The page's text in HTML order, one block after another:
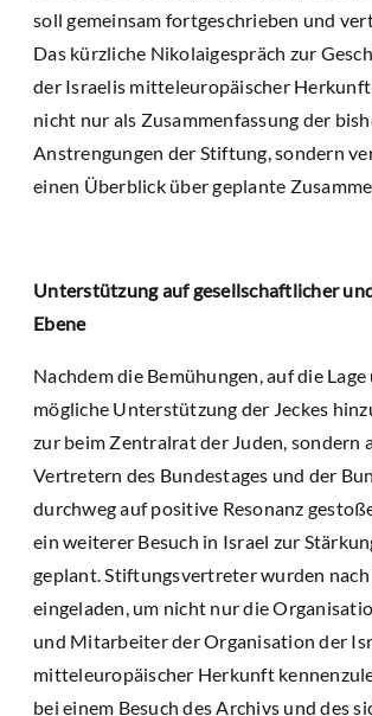
soll gemeinsam fortgeschrieben und
Das kürzliche Nikolaigespräch zur
der Israelis mitteleuropäischer
nicht nur als Zusammenfassung der
Anstrengungen der Stiftung, sondern
einen Überblick über geplante
Unterstützung auf gesellschaftlicher
Ebene
Nachdem die Bemühungen, auf die
mögliche Unterstützung der Jeckes
zur beim Zentralrat der Juden, sondern
Vertretern des Bundestages und der
durchweg auf positive Resonanz
ein weiterer Besuch in Israel zur
geplant. Stiftungsvertreter wurden nach
eingeladen, um nicht nur die
und Mitarbeiter der Organisation der
mitteleuropäischer Herkunft
bei einem Besuch des Archivs und des